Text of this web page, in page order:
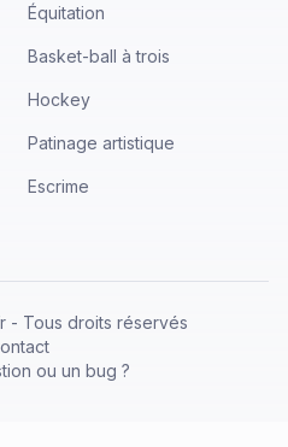
Équitation
Basket-ball à trois
Hockey
Patinage artistique
Escrime
- Tous droits réservés
ou un bug ?